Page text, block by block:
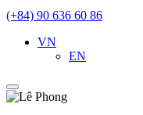
(+84) 90 636 60 86
VN
EN